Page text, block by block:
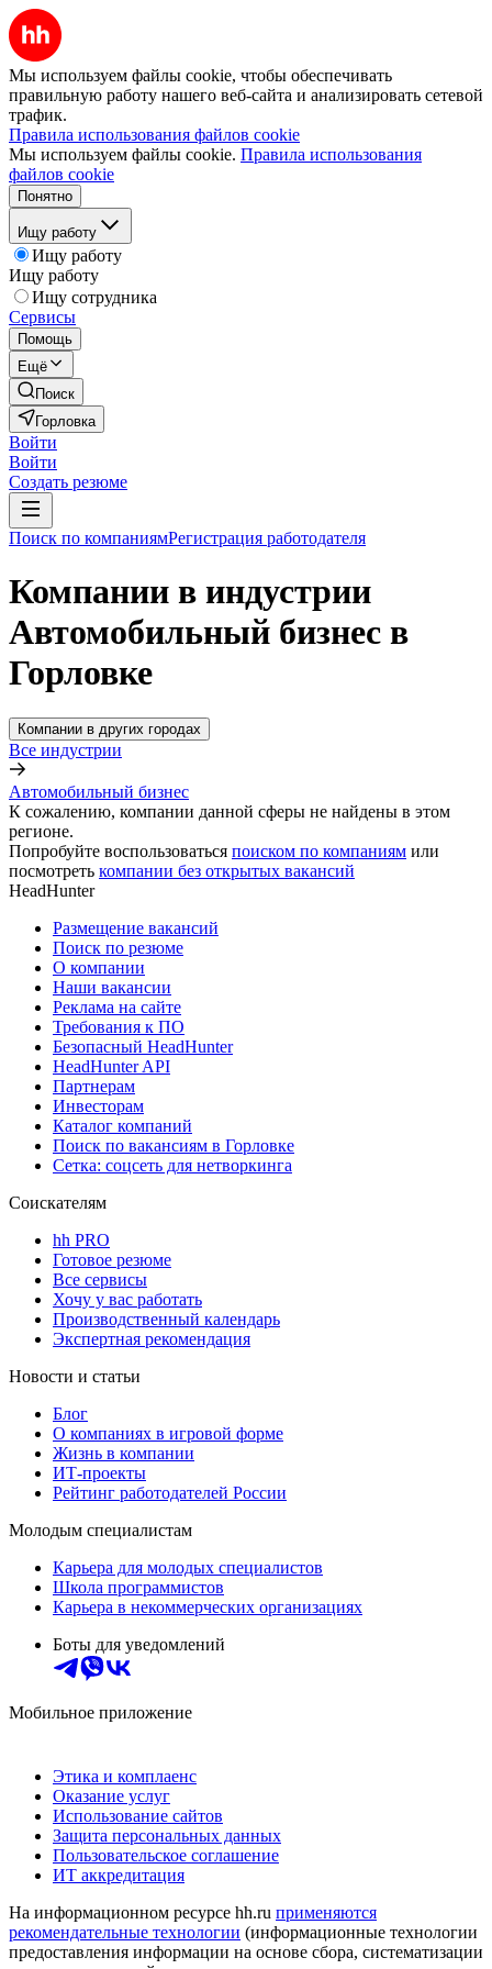
Мы используем файлы cookie, чтобы обеспечивать
правильную работу нашего веб-сайта и анализировать сетевой
трафик.
Правила использования файлов cookie
Мы используем файлы cookie. Правила использования
файлов cookie
Понятно
Ищу работу
Ищу работу
Ищу работу
Ищу сотрудника
Сервисы
Помощь
Ещё
Поиск
Горловка
Войти
Войти
Создать резюме
Поиск по компаниямРегистрация работодателя
Компании в индустрии
Автомобильный бизнес в
Горловке
Компании в других городах
Все индустрии
Автомобильный бизнес
К сожалению, компании данной сферы не найдены в этом
регионе.
Попробуйте воспользоваться поиском по компаниям или
посмотреть компании без открытых вакансий
HeadHunter
Размещение вакансий
Поиск по резюме
О компании
Наши вакансии
Реклама на сайте
Требования к ПО
Безопасный HeadHunter
HeadHunter API
Партнерам
Инвесторам
Каталог компаний
Поиск по вакансиям в Горловке
Сетка: соцсеть для нетворкинга
Соискателям
hh PRO
Готовое резюме
Все сервисы
Хочу у вас работать
Производственный календарь
Экспертная рекомендация
Новости и статьи
Блог
О компаниях в игровой форме
Жизнь в компании
ИТ-проекты
Рейтинг работодателей России
Молодым специалистам
Карьера для молодых специалистов
Школа программистов
Карьера в некоммерческих организациях
Боты для уведомлений
Мобильное приложение
Этика и комплаенс
Оказание услуг
Использование сайтов
Защита персональных данных
Пользовательское соглашение
ИТ аккредитация
На информационном ресурсе hh.ru применяются
рекомендательные технологии (информационные технологии
предоставления информации на основе сбора, систематизации